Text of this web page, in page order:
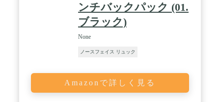
ンチバックパック (01.
ブラック)
None
ノースフェイス リュック
Amazonで詳しく見る